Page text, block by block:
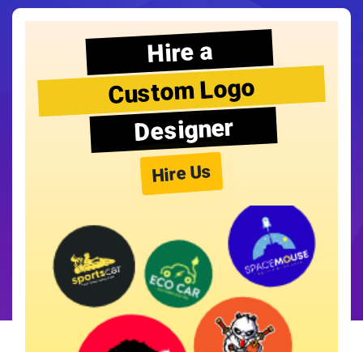
Hire a
Custom Logo
Designer
Hire Us